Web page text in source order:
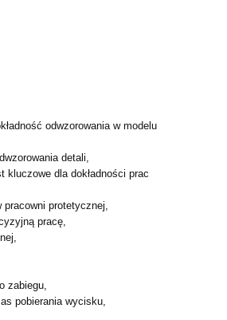
odwzorowania w modelu
detali,
kluczowe dla dokładności prac
protetycznej,
pracę,
zabiegu,
pobierania wycisku,